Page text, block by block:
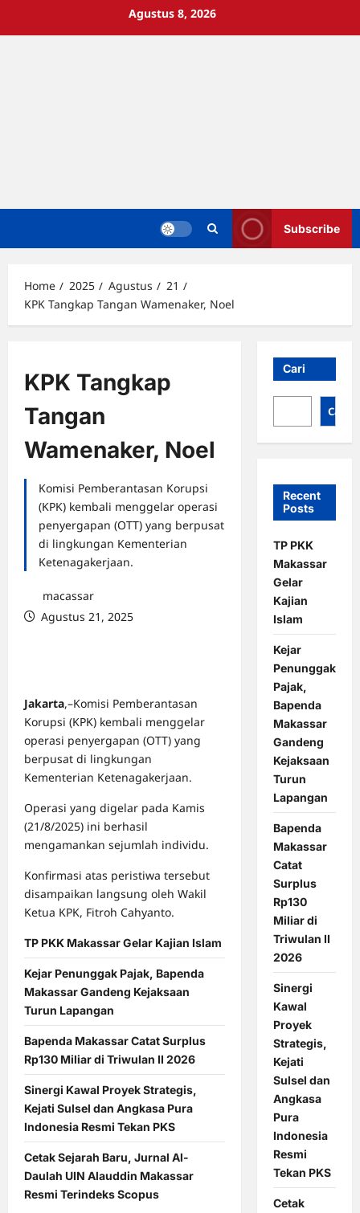
Agustus 8, 2026
Subscribe
Home 2025 Agustus
21
KPK Tangkap Tangan Wamenaker, Noel
KPK Tangkap
Tangan
Wamenaker, Noel
Komisi Pemberantasan Korupsi
(KPK) kembali menggelar operasi
penyergapan (OTT) yang berpusat
di lingkungan Kementerian
Ketenagakerjaan.
macassar
Agustus 21, 2025
Jakarta,–Komisi Pemberantasan
Korupsi (KPK) kembali menggelar
operasi penyergapan (OTT) yang
berpusat di lingkungan
Kementerian Ketenagakerjaan.
Operasi yang digelar pada Kamis
(21/8/2025) ini berhasil
mengamankan sejumlah individu.
Konfirmasi atas peristiwa tersebut
disampaikan langsung oleh Wakil
Ketua KPK, Fitroh Cahyanto.
TP PKK Makassar Gelar Kajian Islam
Kejar Penunggak Pajak, Bapenda
Makassar Gandeng Kejaksaan
Turun Lapangan
Bapenda Makassar Catat Surplus
Rp130 Miliar di Triwulan II 2026
Sinergi Kawal Proyek Strategis,
Kejati Sulsel dan Angkasa Pura
Indonesia Resmi Tekan PKS
Cetak Sejarah Baru, Jurnal Al-
Daulah UIN Alauddin Makassar
Resmi Terindeks Scopus
Cari
Cari
Recent
Posts
TP PKK
Makassar
Gelar
Kajian
Islam
Kejar
Penunggak
Pajak,
Bapenda
Makassar
Gandeng
Kejaksaan
Turun
Lapangan
Bapenda
Makassar
Catat
Surplus
Rp130
Miliar di
Triwulan II
2026
Sinergi
Kawal
Proyek
Strategis,
Kejati
Sulsel dan
Angkasa
Pura
Indonesia
Resmi
Tekan PKS
Cetak